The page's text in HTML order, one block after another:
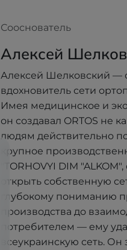
Сооснователь
Алексей
Алексей Шелковский —
вдохновитель сети
Имея медицинское и
он создавал ORTOS не
людям действительно
крупное
"TORHOVYI DIM
открыть собственную
глубокому пониманию
производства до
потребителем — ему
всеукраинскую сеть. Он